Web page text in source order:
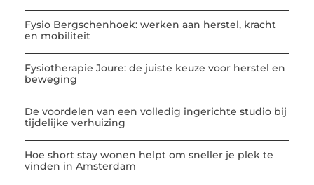
Fysio Bergschenhoek: werken aan herstel, kracht
en mobiliteit
Fysiotherapie Joure: de juiste keuze voor herstel en
beweging
De voordelen van een volledig ingerichte studio bij
tijdelijke verhuizing
Hoe short stay wonen helpt om sneller je plek te
vinden in Amsterdam